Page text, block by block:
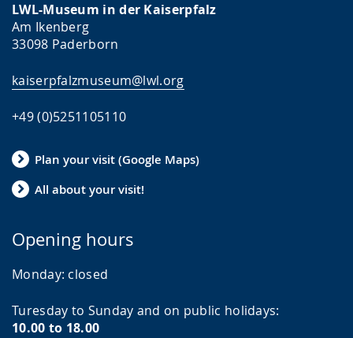
LWL-Museum in der Kaiserpfalz
Am Ikenberg
33098 Paderborn
kaiserpfalzmuseum@lwl.org
+49 (0)5251105110
Plan your visit (Google Maps)
All about your visit!
Opening hours
Monday: closed
Turesday to Sunday and on public holidays:
10.00 to 18.00